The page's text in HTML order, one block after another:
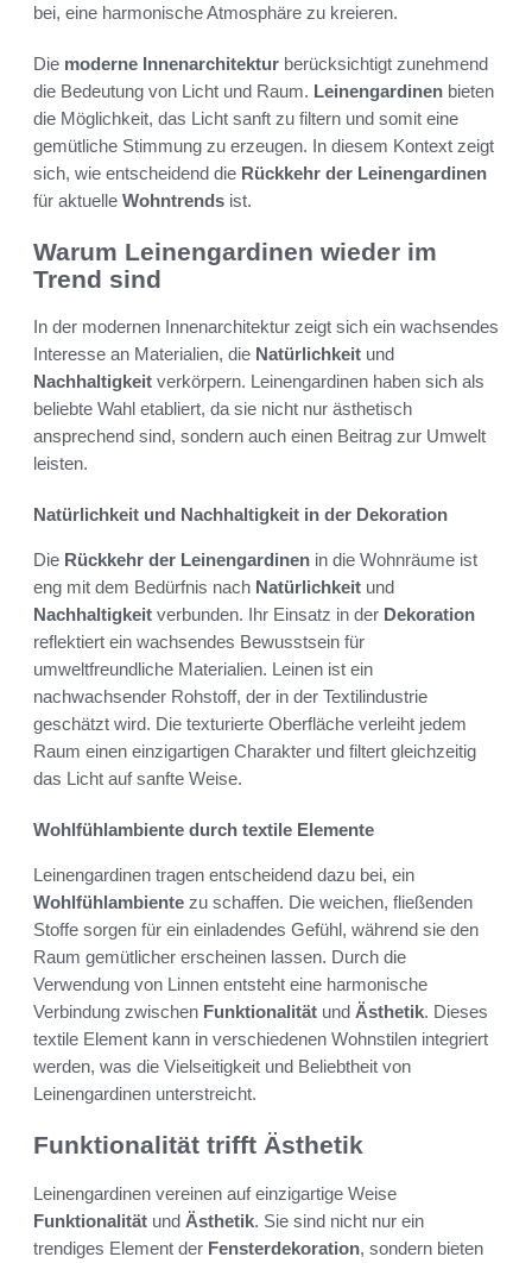
bei, eine harmonische Atmosphäre zu kreieren.
Die moderne Innenarchitektur berücksichtigt zunehmend
die Bedeutung von Licht und Raum. Leinengardinen bieten
die Möglichkeit, das Licht sanft zu filtern und somit eine
gemütliche Stimmung zu erzeugen. In diesem Kontext zeigt
sich, wie entscheidend die Rückkehr der Leinengardinen
für aktuelle Wohntrends ist.
Warum Leinengardinen wieder im
Trend sind
In der modernen Innenarchitektur zeigt sich ein wachsendes
Interesse an Materialien, die Natürlichkeit und
Nachhaltigkeit verkörpern. Leinengardinen haben sich als
beliebte Wahl etabliert, da sie nicht nur ästhetisch
ansprechend sind, sondern auch einen Beitrag zur Umwelt
leisten.
Natürlichkeit und Nachhaltigkeit in der Dekoration
Die Rückkehr der Leinengardinen in die Wohnräume ist
eng mit dem Bedürfnis nach Natürlichkeit und
Nachhaltigkeit verbunden. Ihr Einsatz in der Dekoration
reflektiert ein wachsendes Bewusstsein für
umweltfreundliche Materialien. Leinen ist ein
nachwachsender Rohstoff, der in der Textilindustrie
geschätzt wird. Die texturierte Oberfläche verleiht jedem
Raum einen einzigartigen Charakter und filtert gleichzeitig
das Licht auf sanfte Weise.
Wohlfühlambiente durch textile Elemente
Leinengardinen tragen entscheidend dazu bei, ein
Wohlfühlambiente zu schaffen. Die weichen, fließenden
Stoffe sorgen für ein einladendes Gefühl, während sie den
Raum gemütlicher erscheinen lassen. Durch die
Verwendung von Linnen entsteht eine harmonische
Verbindung zwischen Funktionalität und Ästhetik. Dieses
textile Element kann in verschiedenen Wohnstilen integriert
werden, was die Vielseitigkeit und Beliebtheit von
Leinengardinen unterstreicht.
Funktionalität trifft Ästhetik
Leinengardinen vereinen auf einzigartige Weise
Funktionalität und Ästhetik. Sie sind nicht nur ein
trendiges Element der Fensterdekoration, sondern bieten